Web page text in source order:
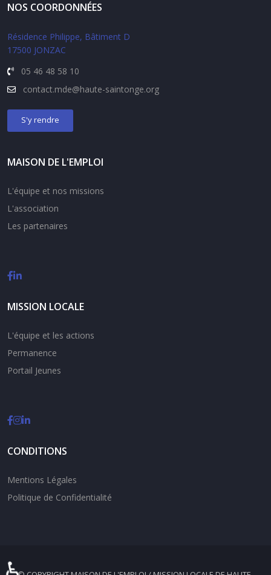
NOS COORDONNÉES
Résidence Philippe, Bâtiment D
17500 JONZAC
05 46 48 58 10
contact.mde@haute-saintonge.org
S'y rendre
MAISON DE L'EMPLOI
L'équipe et nos missions
L'association
Les partenaires
MISSION LOCALE
L'équipe et les actions
Permanence
Portail Jeunes
CONDITIONS
Mentions Légales
Politique de Confidentialité